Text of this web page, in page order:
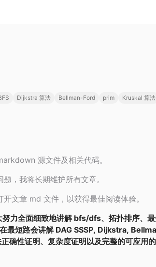
Dijkstra 算法 Bellman-Ford prim Kruskal 算法
源文件及相关代码。
，我将长期维护所有文章。
文章 md 文件，以获得最佳阅读体验。
力全面细致地讲解 bfs/dfs、拓扑排序、
最短路会讲解 DAG SSSP, Dijkstra,
性证明、复杂度证明以及完整的可应用的